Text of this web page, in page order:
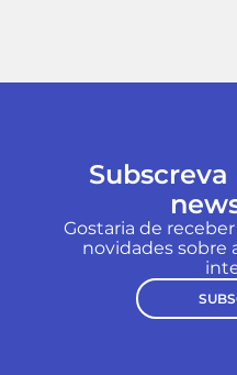
Subscreva
Gostaria de
novidades sobre